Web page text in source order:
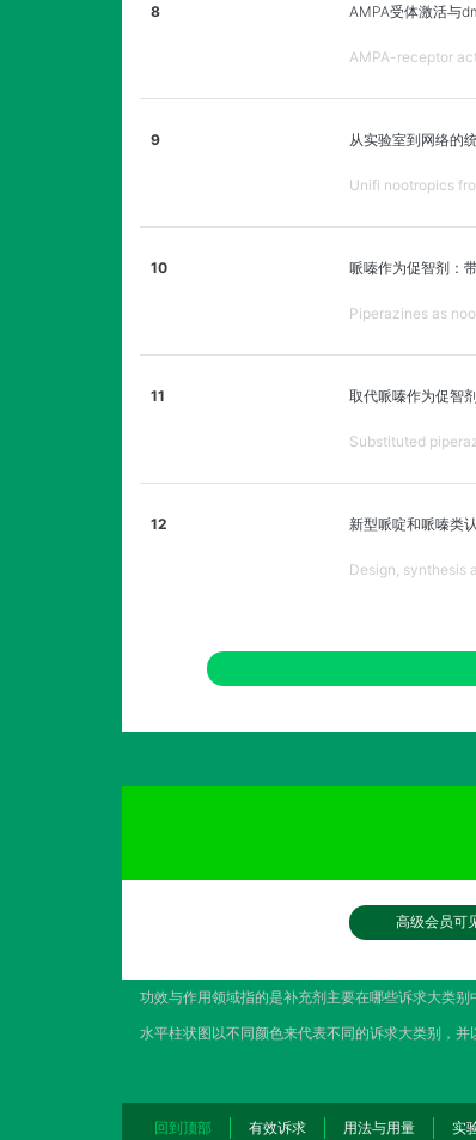
8 AMPA受体激活与
AMPA-receptor
9 从实验室到网络的
Unifi nootropics
10 哌嗪作为促智剂：
Piperazines as
11 取代哌嗪作为促智
Substituted
12 新型哌啶和哌嗪类
Design, synthesis
高级会员可
功效与作用领域指的是补充剂主要在哪些诉求大类别
水平柱状图以不同颜色来代表不同的诉求大类别，
回到顶部 有效诉求 用法与用量 实